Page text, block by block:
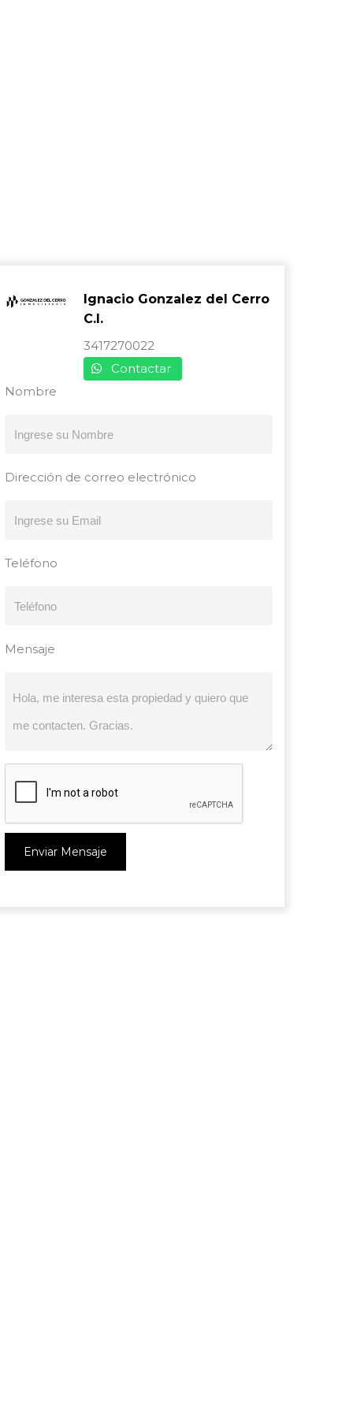
Ignacio Gonzalez del Cerro
C.I.
3417270022
Contactar
Nombre
Dirección de correo electrónico
Teléfono
Mensaje
Enviar Mensaje